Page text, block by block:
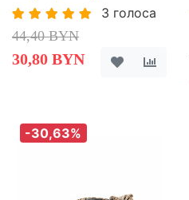
3 голоса
44,40 BYN
30,80 BYN
-30,63%